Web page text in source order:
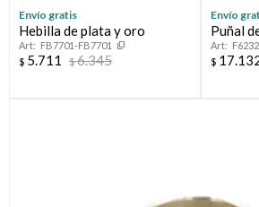
Envío gratis
Hebilla de plata y oro
FB7701-FB7701
$ 5.711 $6.345
Envío
Puñal
$
Elegí tus productos
Elegís Pago Después como
* sujeto a aprobación crediticia. El monto
variar por comercio